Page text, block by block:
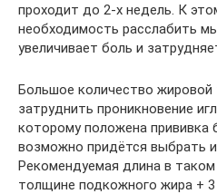
проходит до 2-х недель. К
необходимость расслабить
увеличивает боль и
Большое количество
затруднить проникновение
которому положена прививка
возможно придётся выбрать
Рекомендуемая длина в таком
толщине подкожного жира +